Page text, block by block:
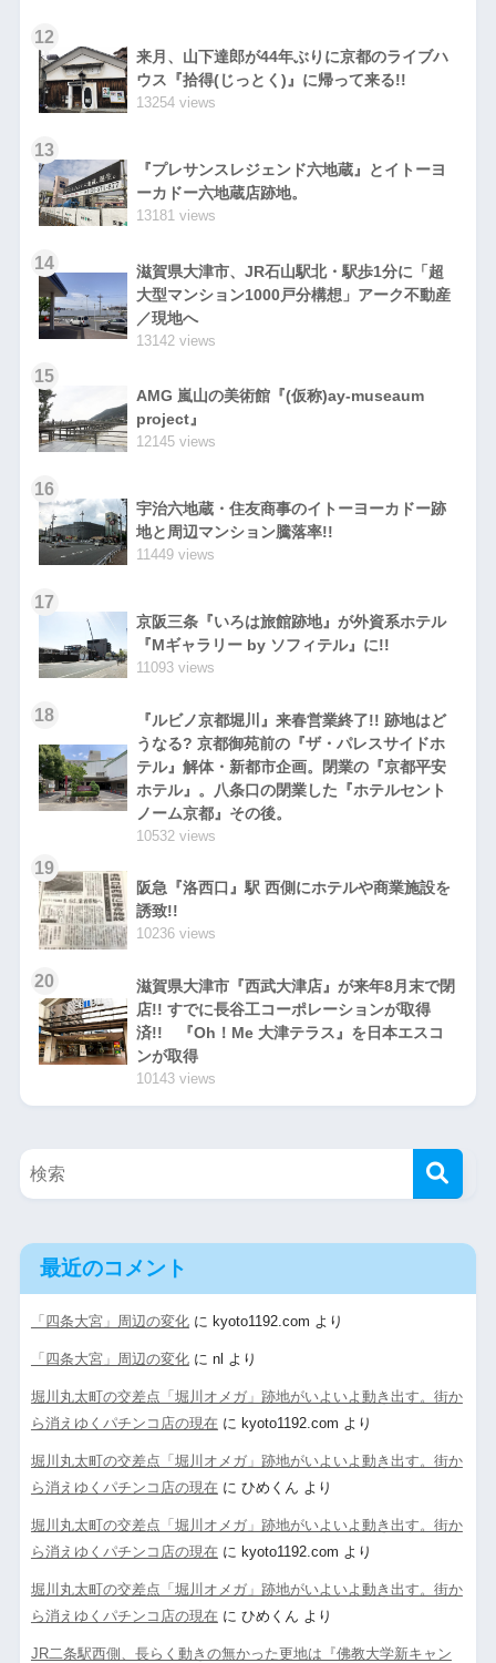
12
来月、山下達郎が44年ぶりに京都のライブハ
ウス『拾得(じっとく)』に帰って来る!!
13254 views
13
『プレサンスレジェンド六地蔵』とイトーヨ
ーカドー六地蔵店跡地。
13181 views
14
滋賀県大津市、JR石山駅北・駅歩1分に「超
大型マンション1000戸分構想」アーク不動産
／現地へ
13142 views
15
AMG 嵐山の美術館『(仮称)ay-museaum
project』
12145 views
16
宇治六地蔵・住友商事のイトーヨーカドー跡
地と周辺マンション騰落率!!
11449 views
17
京阪三条『いろは旅館跡地』が外資系ホテル
『Mギャラリー by ソフィテル』に!!
11093 views
18
『ルビノ京都堀川』来春営業終了!! 跡地はど
うなる? 京都御苑前の『ザ・パレスサイドホ
テル』解体・新都市企画。閉業の『京都平安
ホテル』。八条口の閉業した『ホテルセント
ノーム京都』その後。
10532 views
19
阪急『洛西口』駅 西側にホテルや商業施設を
誘致!!
10236 views
20
滋賀県大津市『西武大津店』が来年8月末で閉
店!! すでに長谷工コーポレーションが取得
済!! 『Oh！Me 大津テラス』を日本エスコ
ンが取得
10143 views
最近のコメント
「四条大宮」周辺の変化に kyoto1192.com より
「四条大宮」周辺の変化に nl より
堀川丸太町の交差点「堀川オメガ」跡地がいよいよ動き出す。街か
ら消えゆくパチンコ店の現在 に kyoto1192.com より
堀川丸太町の交差点「堀川オメガ」跡地がいよいよ動き出す。街か
ら消えゆくパチンコ店の現在 に ひめくん より
堀川丸太町の交差点「堀川オメガ」跡地がいよいよ動き出す。街か
ら消えゆくパチンコ店の現在 に kyoto1192.com より
堀川丸太町の交差点「堀川オメガ」跡地がいよいよ動き出す。街か
ら消えゆくパチンコ店の現在 に ひめくん より
JR二条駅西側、長らく動きの無かった更地は『佛教大学新キャン